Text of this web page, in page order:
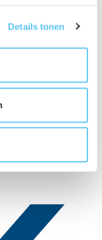
Details tonen